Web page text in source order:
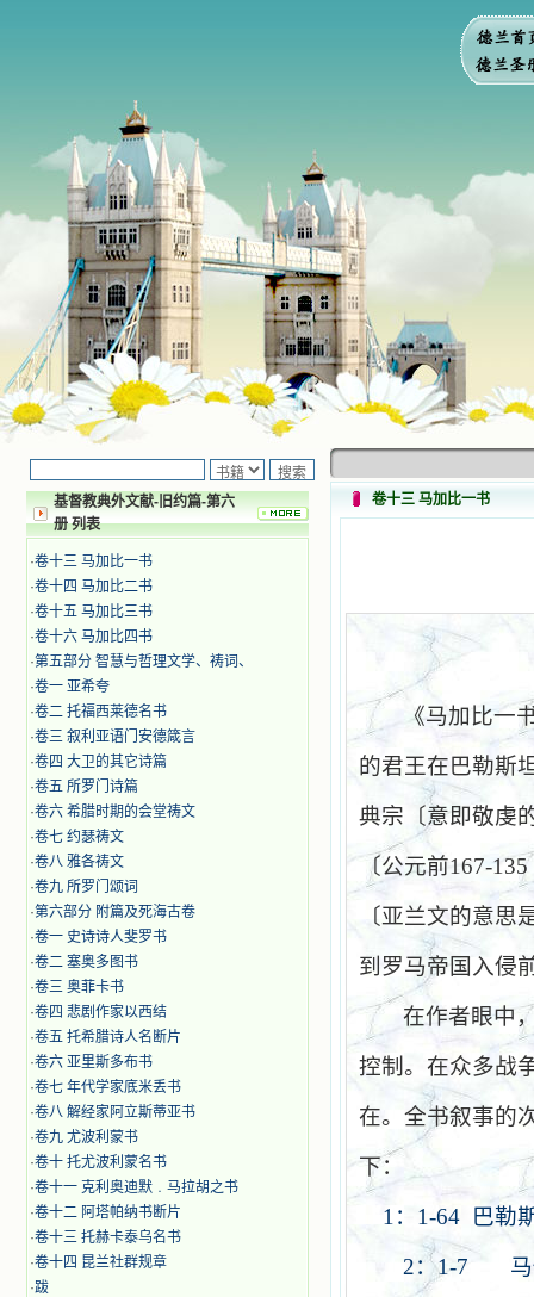
基督教典外文献-旧约篇-第六
册 列表
·卷十三 马加比一书
·卷十四 马加比二书
·卷十五 马加比三书
·卷十六 马加比四书
·第五部分 智慧与哲理文学、祷词、
·卷一 亚希夸
·卷二 托福西莱德名书
·卷三 叙利亚语门安德箴言
·卷四 大卫的其它诗篇
·卷五 所罗门诗篇
·卷六 希腊时期的会堂祷文
·卷七 约瑟祷文
·卷八 雅各祷文
·卷九 所罗门颂词
·第六部分 附篇及死海古卷
·卷一 史诗诗人斐罗书
·卷二 塞奥多图书
·卷三 奥菲卡书
·卷四 悲剧作家以西结
·卷五 托希腊诗人名断片
·卷六 亚里斯多布书
·卷七 年代学家底米丢书
·卷八 解经家阿立斯蒂亚书
·卷九 尤波利蒙书
·卷十 托尤波利蒙名书
·卷十一 克利奥迪默﹒马拉胡之书
·卷十二 阿塔帕纳书断片
·卷十三 托赫卡泰乌名书
·卷十四 昆兰社群规章
·跋
卷十三 马加比一书
《马加比一
的君王在巴勒斯
典宗〔意即敬虔
〔公元前167-135
〔亚兰文的意思
到罗马帝国入侵
在作者眼中
控制。在众多战
在。全书叙事的
下：
1 ： 1-64
巴勒
2：1-7